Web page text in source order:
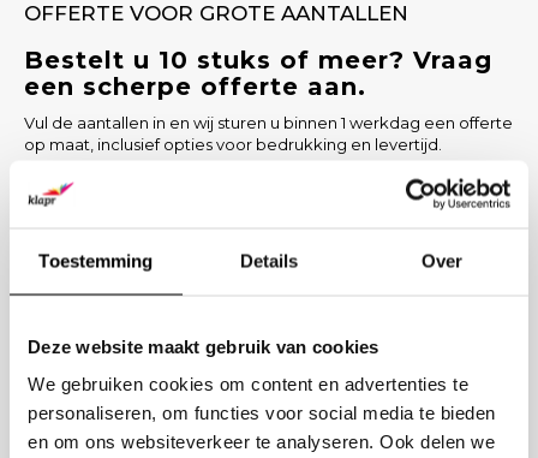
Toestemming Details Over
Deze website maakt gebruik van cookies
We gebruiken cookies om content en advertenties te
personaliseren, om functies voor social media te bieden
en om ons websiteverkeer te analyseren. Ook delen we
OFFERTE VOOR GROTE AANTALLEN
Bestelt u 10 stuks of meer? Vraag
een scherpe offerte aan.
Vul de aantallen in en wij sturen u binnen 1 werkdag een offerte
op maat, inclusief opties voor bedrukking en levertijd.
PRODUCT
AANTAL
ZAKELIJK E-MAIL